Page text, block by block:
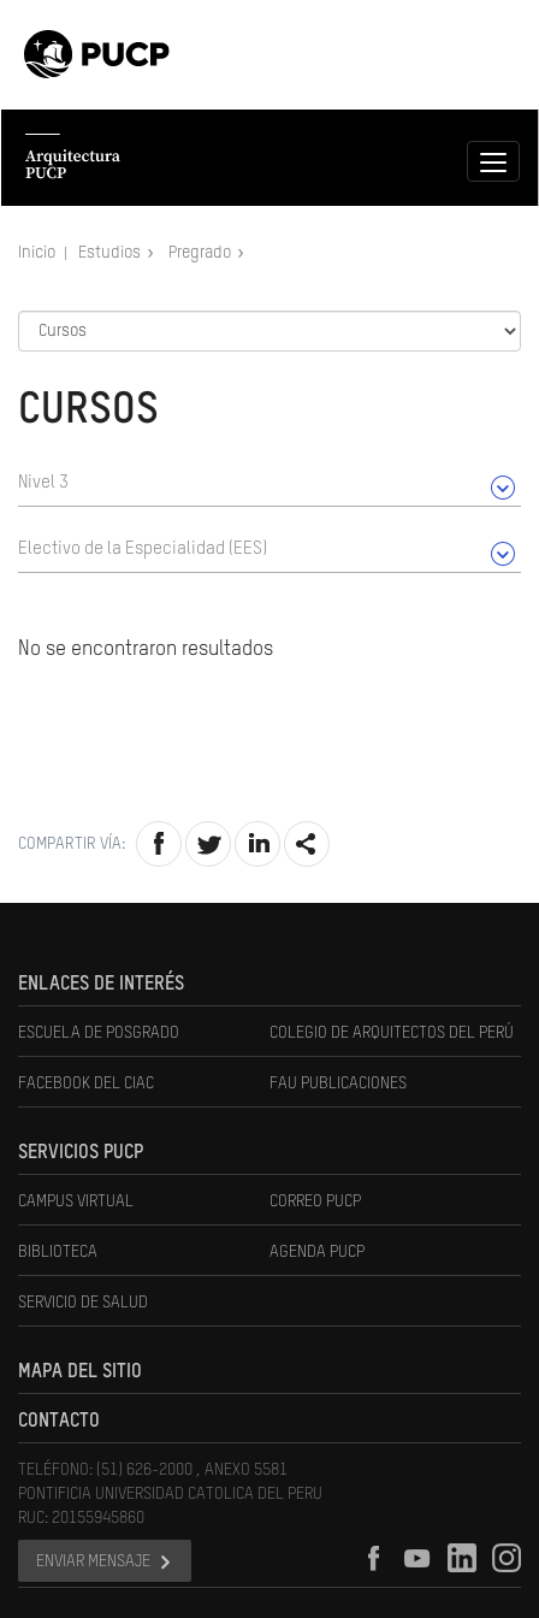
Inicio Estudios Pregrado
CURSOS
Nivel 3
Electivo de la Especialidad (EES)
No se encontraron resultados
COMPARTIR VÍA:
ENLACES DE INTERÉS
ESCUELA DE POSGRADO COLEGIO DE ARQUITECTOS DEL PERÚ
FACEBOOK DEL CIAC FAU PUBLICACIONES
SERVICIOS PUCP
CAMPUS VIRTUAL CORREO PUCP
BIBLIOTECA AGENDA PUCP
SERVICIO DE SALUD
MAPA DEL SITIO
CONTACTO
TELÉFONO: (51) 626-2000 , ANEXO 5581
PONTIFICIA UNIVERSIDAD CATOLICA DEL PERU
RUC: 20155945860
ENVIAR MENSAJE